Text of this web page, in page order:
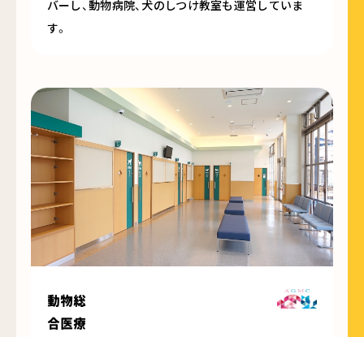
バーし、動物病院、犬のしつけ教室も運営していま
す。
動物総
合医療